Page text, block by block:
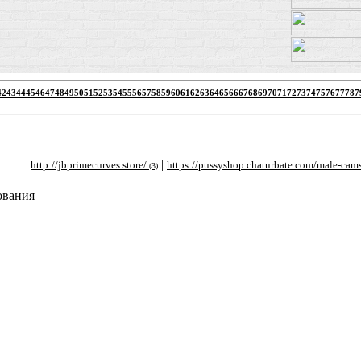
434445464748495051525354555657585960616263646566676869707172737475767778
http://jbprimecurves.store/(3)|https://pussyshop.chaturbate.com/male-cams/(2)|